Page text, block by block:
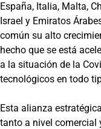
España, Italia, Malta,
Israel y Emiratos
común su alto
hecho que se está
a la situación de la
tecnológicos en todo
Esta alianza
tanto a nivel comercial